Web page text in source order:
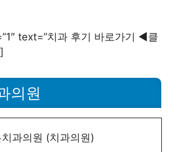
text=”치과 후기 바로가기 ◀︎클
의원
과의원 (치과의원)